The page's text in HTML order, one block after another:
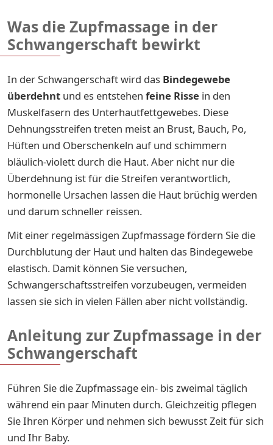
Was die Zupfmassage in der
Schwangerschaft bewirkt
In der Schwangerschaft wird das Bindegewebe
überdehnt und es entstehen feine Risse in den
Muskelfasern des Unterhautfettgewebes. Diese
Dehnungsstreifen treten meist an Brust, Bauch, Po,
Hüften und Oberschenkeln auf und schimmern
bläulich-violett durch die Haut. Aber nicht nur die
Überdehnung ist für die Streifen verantwortlich,
hormonelle Ursachen lassen die Haut brüchig werden
und darum schneller reissen.
Mit einer regelmässigen Zupfmassage fördern Sie die
Durchblutung der Haut und halten das Bindegewebe
elastisch. Damit können Sie versuchen,
Schwangerschaftsstreifen vorzubeugen, vermeiden
lassen sie sich in vielen Fällen aber nicht vollständig.
Anleitung zur Zupfmassage in der
Schwangerschaft
Führen Sie die Zupfmassage ein- bis zweimal täglich
während ein paar Minuten durch. Gleichzeitig pflegen
Sie Ihren Körper und nehmen sich bewusst Zeit für sich
und Ihr Baby.